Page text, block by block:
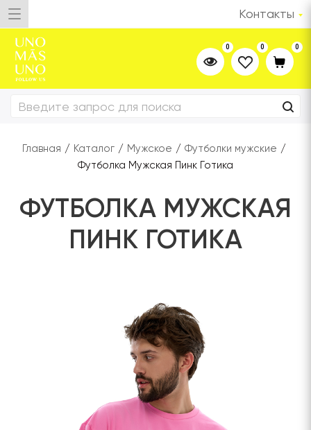
Контакты
0 0 0
Главная / Каталог / Мужское / Футболки мужские /
Футболка Мужская Пинк Готика
ФУТБОЛКА МУЖСКАЯ
ПИНК ГОТИКА